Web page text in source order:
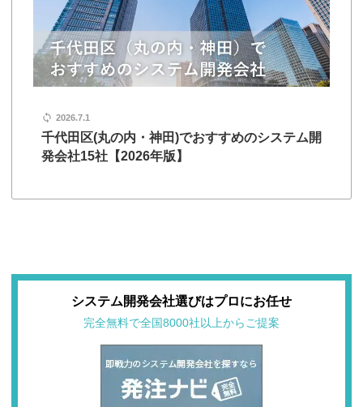
sync 2026.7.1
千代田区(丸の内・神田)でおすすめのシステム開
発会社15社【2026年版】
システム開発会社選びはプロにお任せ
完全無料で全国8000社以上からご提案